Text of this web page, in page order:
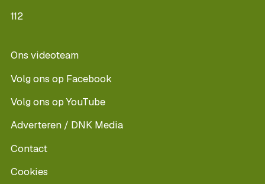
112
Ons videoteam
Volg ons op Facebook
Volg ons op YouTube
Adverteren / DNK Media
Contact
Cookies